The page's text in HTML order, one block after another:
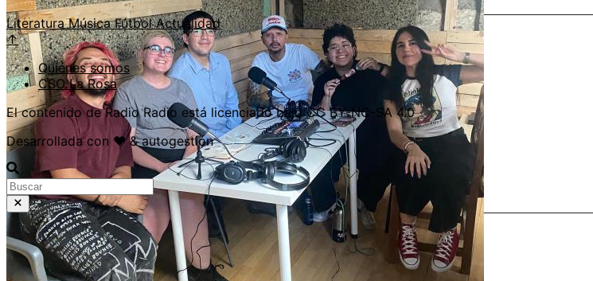
LiteraturaMúsicaFútbolActualidad
↑
Quiénes somos
CSO La Rosa
El contenido de Radio Radio está licenciado bajo CC BY-NC-SA 4.0
Desarrollada con ❤️ & autogestión